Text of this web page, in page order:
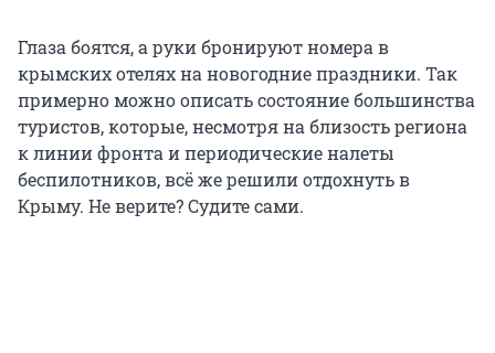
Глаза боятся, а руки бронируют номера в
крымских отелях на новогодние праздники. Так
примерно можно описать состояние большинства
туристов, которые, несмотря на близость региона
к линии фронта и периодические налеты
беспилотников, всё же решили отдохнуть в
Крыму. Не верите? Судите сами.